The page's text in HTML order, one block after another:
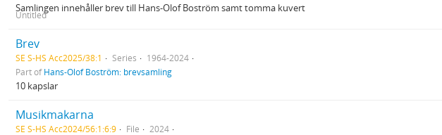
Samlingen innehåller brev till Hans-Olof Boström samt tomma kuvert
Untitled
Brev
SE S-HS Acc2025/38:1 Series
1964-2024
Part ofHans-Olof Boström: brevsamling
10 kapslar
Musikmakarna
SE S-HS Acc2024/56:1:6:9 File
2024